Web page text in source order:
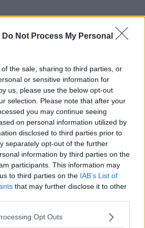
Do Not Process My Personal
the sale, sharing to third parties, or
or sensitive information for
us, please use the below opt-out
selection. Please note that after your
you may continue seeing
on personal information utilized by
disclosed to third parties prior to
separately opt-out of the further
information by third parties on the
participants. This information may
to third parties on the IAB’s List of
that may further disclose it to other
Opt Outs
la luna
e vivere felici